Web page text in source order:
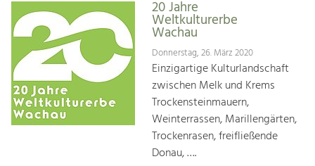
20 Jahre
Weltkulturerbe
Wachau
Donnerstag, 26. März 2020
Einzigartige Kulturlandschaft
zwischen Melk und Krems
Trockensteinmauern,
Weinterrassen, Marillengärten,
Trockenrasen, freifließende
Donau, ….